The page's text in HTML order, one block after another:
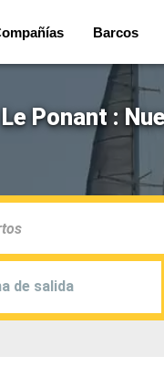
Barcos
Le Ponant :
de salida